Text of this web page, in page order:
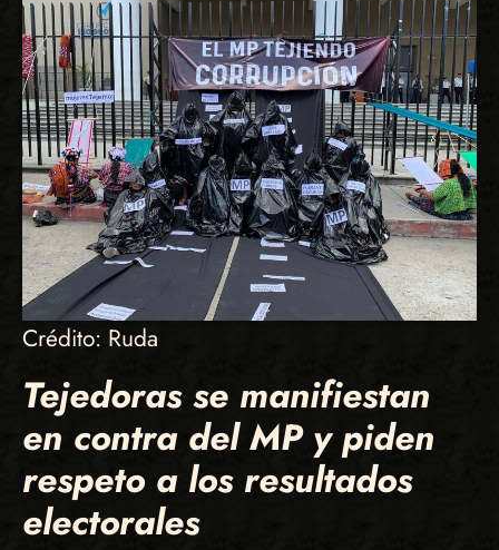
Crédito: Ruda
Tejedoras se manifiestan
en contra del MP y piden
respeto a los resultados
electorales